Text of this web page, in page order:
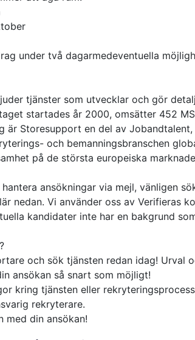
under två dagarmedeventuella
tjänster som utvecklar och gör
startades år 2000, omsätter 452
är Storesupport en del av
och bemanningsbranschen
på de största europeiska
ansökningar via mejl, vänligen
nedan. Vi använder oss av Verifieras
kandidater inte har en bakgrund
och sök tjänsten redan idag! Urval
ansökan så snart som möjligt!
kring tjänsten eller
rekryterare.
med din ansökan!